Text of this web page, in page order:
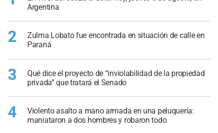
Argentina
2
Zulma Lobato fue encontrada en situación de calle en
Paraná
3
Qué dice el proyecto de “inviolabilidad de la propiedad
privada” que tratará el Senado
4
Violento asalto a mano armada en una peluquería:
maniataron a dos hombres y robaron todo